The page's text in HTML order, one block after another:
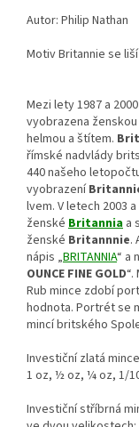
Autor: Philip Nathan
Motiv Britannie se
Mezi lety 1987 a
vyobrazena ženskou
helmou a štítem.
římské nadvlády
440 našeho
vyobrazení
lvem. V letech 2003
ženské Britannia a
ženské Britannnie.
nápis „BRITANNIA“ a
OUNCE FINE GOLD
Rub mince zdobí
hodnota. Portrét se
mincí britského
Investiční zlatá mince
1 oz, ½ oz, ¼ oz, 1/
Investiční stříbrná